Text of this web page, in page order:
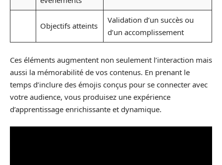
Objectifs atteints
Validation d’un succès ou
d’un accomplissement
Ces éléments augmentent non seulement l’interaction mais
aussi la mémorabilité de vos contenus. En prenant le
temps d’inclure des émojis conçus pour se connecter avec
votre audience, vous produisez une expérience
d’apprentissage enrichissante et dynamique.